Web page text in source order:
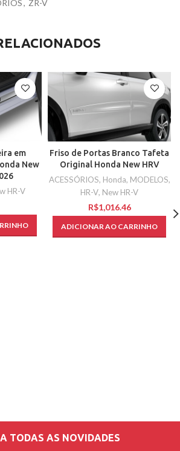
, ZR-V
em
New
HR-V
Friso de Portas Branco Tafeta
Original Honda New HRV
ACESSÓRIOS, Honda, MODELOS,
HR-V, New HR-V
R$
ADICIONAR AO CARRINHO
TODAS AS NOVIDADES